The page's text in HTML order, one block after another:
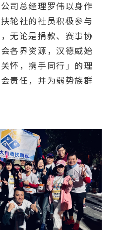
司总经理罗伟以身作
轮社的社员积极参与
无论是捐款、赛事协
各界资源，汉德威始
怀，携手同行」的理
责任，并为弱势族群